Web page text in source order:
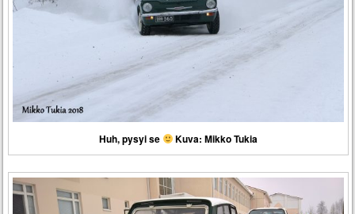
Huh, pysyi se Kuva: Mikko Tukia